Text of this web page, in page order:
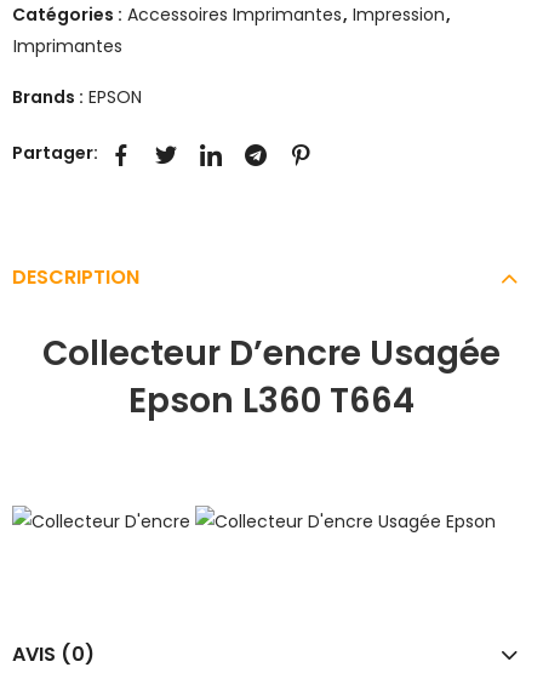
Catégories : Accessoires Imprimantes, Impression,
Imprimantes
Brands : EPSON
Partager:
DESCRIPTION
Collecteur D’encre Usagée
Epson L360 T664
AVIS (0)